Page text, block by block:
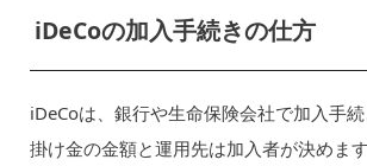
iDeCoの加入手続きの仕方
iDeCoは、銀行や生命保険会社で加入手続
掛け金の金額と運用先は加入者が決めま